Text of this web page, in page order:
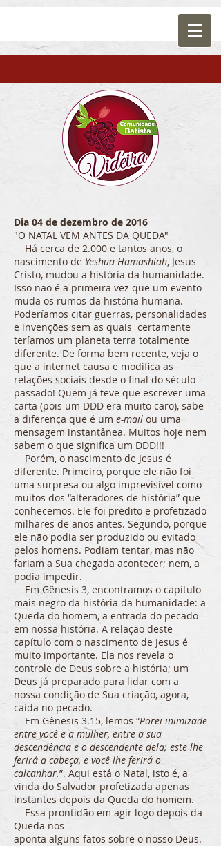
Dia 04 de dezembro de 2016
"O NATAL VEM ANTES DA QUEDA"
Há cerca de 2.000 e tantos anos, o
nascimento de Yeshua Hamashiah, Jesus
Cristo, mudou a história da humanidade.
Isso não é a primeira vez que um evento
muda os rumos da história humana.
Poderíamos citar guerras, personalidades
e invenções sem as quais certamente
teríamos um planeta terra totalmente
diferente. De forma bem recente, veja o
que a internet causa e modifica as
relações sociais desde o final do século
passado! Quem já teve que escrever uma
carta (pois um DDD era muito caro), sabe
a diferença que é um e-mail ou uma
mensagem instantânea. Muitos hoje nem
sabem o que significa um DDD!!!
Porém, o nascimento de Jesus é
diferente. Primeiro, porque ele não foi
uma surpresa ou algo imprevisível como
muitos dos “alteradores de história” que
conhecemos. Ele foi predito e profetizado
milhares de anos antes. Segundo, porque
ele não podia ser produzido ou evitado
pelos homens. Podiam tentar, mas não
fariam a Sua chegada acontecer; nem, a
podia impedir.
Em Gênesis 3, encontramos o capítulo
mais negro da história da humanidade: a
Queda do homem, a entrada do pecado
em nossa história. A relação deste
capítulo com o nascimento de Jesus é
muito importante. Ela nos revela o
controle de Deus sobre a história; um
Deus já preparado para lidar com a
nossa condição de Sua criação, agora,
caída no pecado.
Em Gênesis 3.15, lemos “Porei inimizade
entre você e a mulher, entre a sua
descendência e o descendente dela; este lhe
ferirá a cabeça, e você lhe ferirá o
calcanhar.”. Aqui está o Natal, isto é, a
vinda do Salvador profetizada apenas
instantes depois da Queda do homem.
Essa prontidão em agir logo depois da
Queda nos
aponta alguns fatos sobre o nosso Deus.